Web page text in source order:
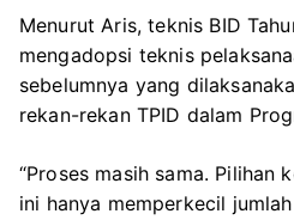
Menurut Aris, teknis BID
mengadopsi teknis
sebelumnya yang
rekan-rekan TPID dalam
“Proses masih sama. Pilihan
ini hanya memperkecil